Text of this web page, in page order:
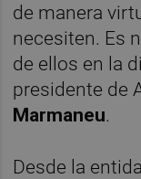
de manera
necesiten. Es
de ellos en la
presidente de
Marmaneu.
Desde la